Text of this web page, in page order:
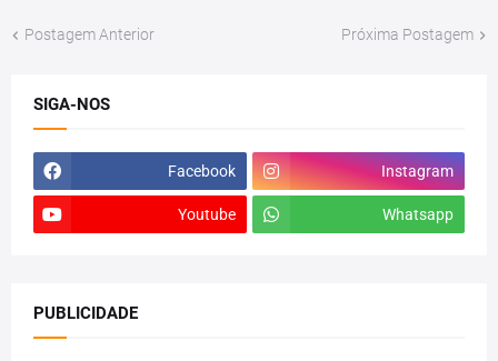
Postagem Anterior Próxima Postagem
SIGA-NOS
Facebook Instagram
Youtube Whatsapp
PUBLICIDADE